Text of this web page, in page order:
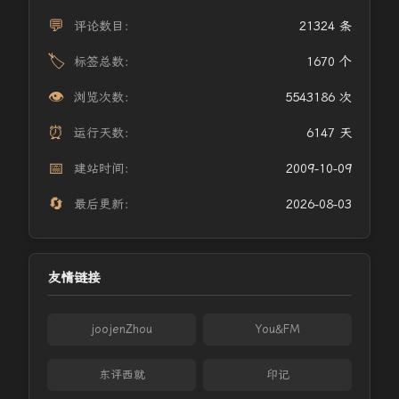
💬 评论数目： 21324 条
🏷️ 标签总数： 1670 个
👁️ 浏览次数： 5543186 次
⏰ 运行天数： 6147 天
📅 建站时间： 2009-10-09
🔄 最后更新： 2026-08-03
友情链接
joojenZhou You&FM
东评西就 印记